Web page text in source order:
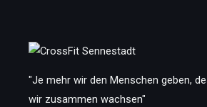
"Je mehr wir den Menschen geben,
wir zusammen wachsen"